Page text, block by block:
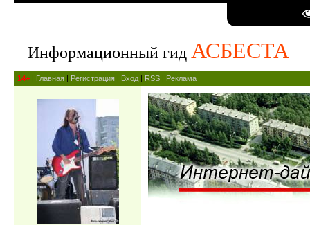
Информационный гид АСБЕСТА
14+ | Главная | Регистрация | Вход | RSS | Реклама